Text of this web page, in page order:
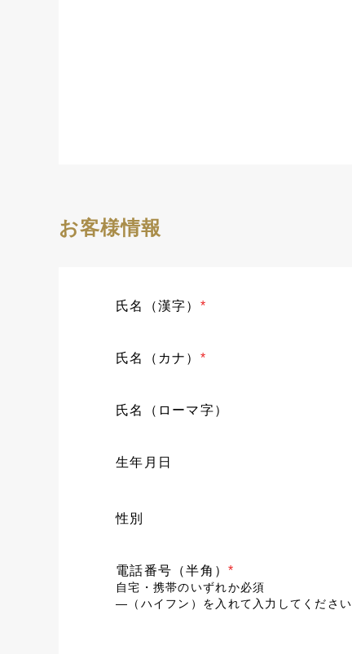
お客様情報
氏名（漢字） *
氏名（カナ） *
氏名（ローマ字）
生年月日
性別
電話番号（半角）*
自宅・携帯のいずれか必須
―（ハイフン）を入れて入力してください